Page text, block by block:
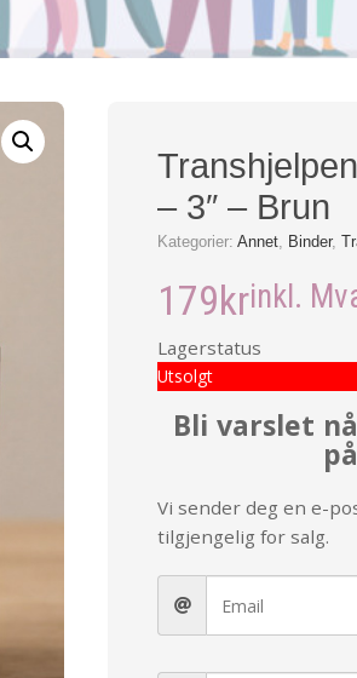
– 3″ – Brun
Kategorier:Annet, Binder,
179krinkl.
Lagerstatus
Utsolgt
Bli varslet
Vi sender deg en e-
tilgjengelig for salg.